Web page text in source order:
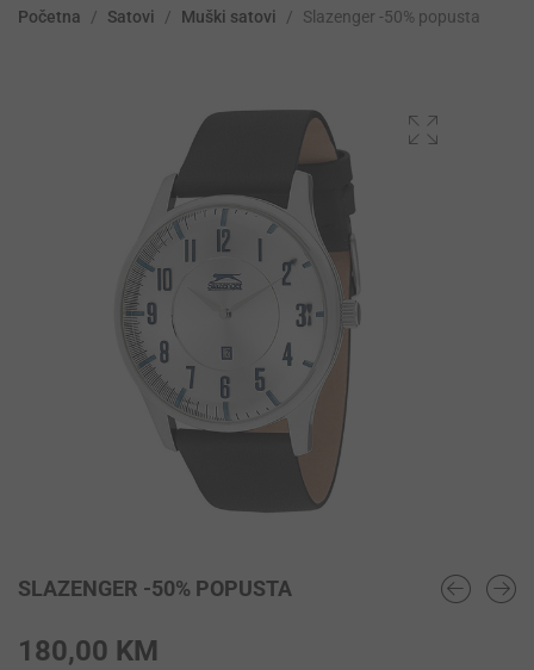
Početna / Satovi / Muški satovi / Slazenger -50% popusta
SLAZENGER -50% POPUSTA
180,00 KM